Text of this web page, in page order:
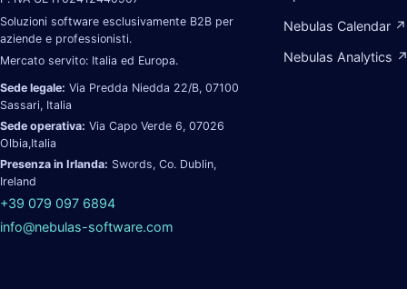
Soluzioni software esclusivamente B2B per
aziende e professionisti.
Mercato servito: Italia ed Europa.
Sede legale: Via Predda Niedda 22/B, 07100
Sassari, Italia
Sede operativa: Via Capo Verde 6, 07026
Olbia,Italia
Presenza in Irlanda: Swords, Co. Dublin,
Ireland
+39 079 097 6894
info@nebulas-software.com
Nebulas Calendar ↗
Nebulas Analytics